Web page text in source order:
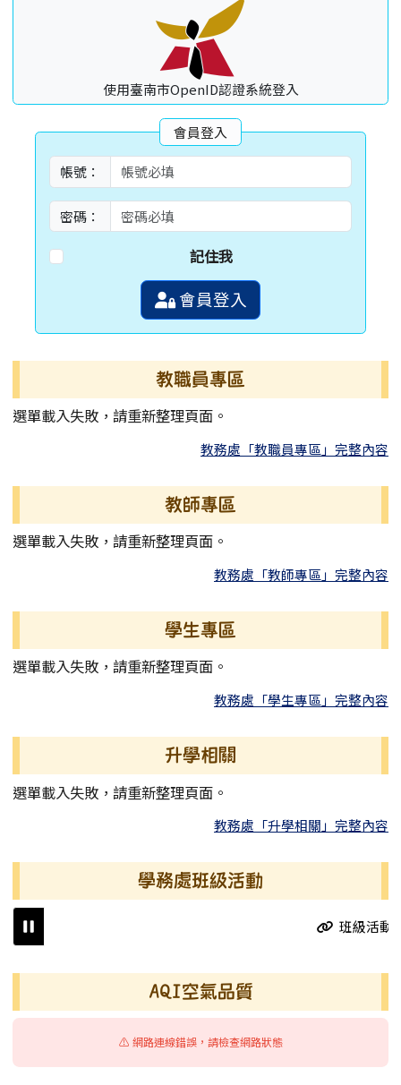
使用臺南市OpenID認證系統登入
會員登入
帳號：
密碼：
記住我
會員登入
教職員專區
選單載入失敗，請重新整理頁面。
教務處「教職員專區」完整內容
教師專區
選單載入失敗，請重新整理頁面。
教務處「教師專區」完整內容
學生專區
選單載入失敗，請重新整理頁面。
教務處「學生專區」完整內容
升學相關
選單載入失敗，請重新整理頁面。
教務處「升學相關」完整內容
學務處班級活動
班級活動
AQI空氣品質
⚠️ 網路連線錯誤，請檢查網路狀態